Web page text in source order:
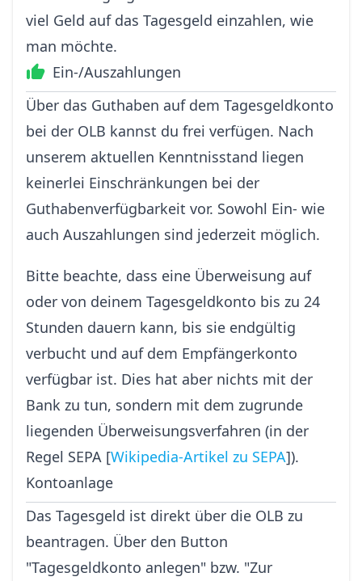
viel Geld auf das Tagesgeld einzahlen, wie
man möchte.
Ein-/Auszahlungen
Über das Guthaben auf dem Tagesgeldkonto
bei der OLB kannst du frei verfügen. Nach
unserem aktuellen Kenntnisstand liegen
keinerlei Einschränkungen bei der
Guthabenverfügbarkeit vor. Sowohl Ein- wie
auch Auszahlungen sind jederzeit möglich.
Bitte beachte, dass eine Überweisung auf
oder von deinem Tagesgeldkonto bis zu 24
Stunden dauern kann, bis sie endgültig
verbucht und auf dem Empfängerkonto
verfügbar ist. Dies hat aber nichts mit der
Bank zu tun, sondern mit dem zugrunde
liegenden Überweisungsverfahren (in der
Regel SEPA [Wikipedia-Artikel zu SEPA]).
Kontoanlage
Das Tagesgeld ist direkt über die OLB zu
beantragen. Über den Button
"Tagesgeldkonto anlegen" bzw. "Zur